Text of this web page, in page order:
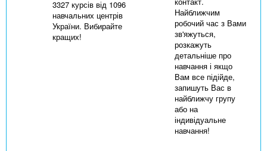
3327 курсів від 1096
навчальних центрів
України. Вибирайте
кращих!
Найближчим
робочий час з Вами
зв'яжуться,
розкажуть
детальніше про
навчання і якщо
Вам все підійде,
запишуть Вас в
найближчу групу
або на
індивідуальне
навчання!